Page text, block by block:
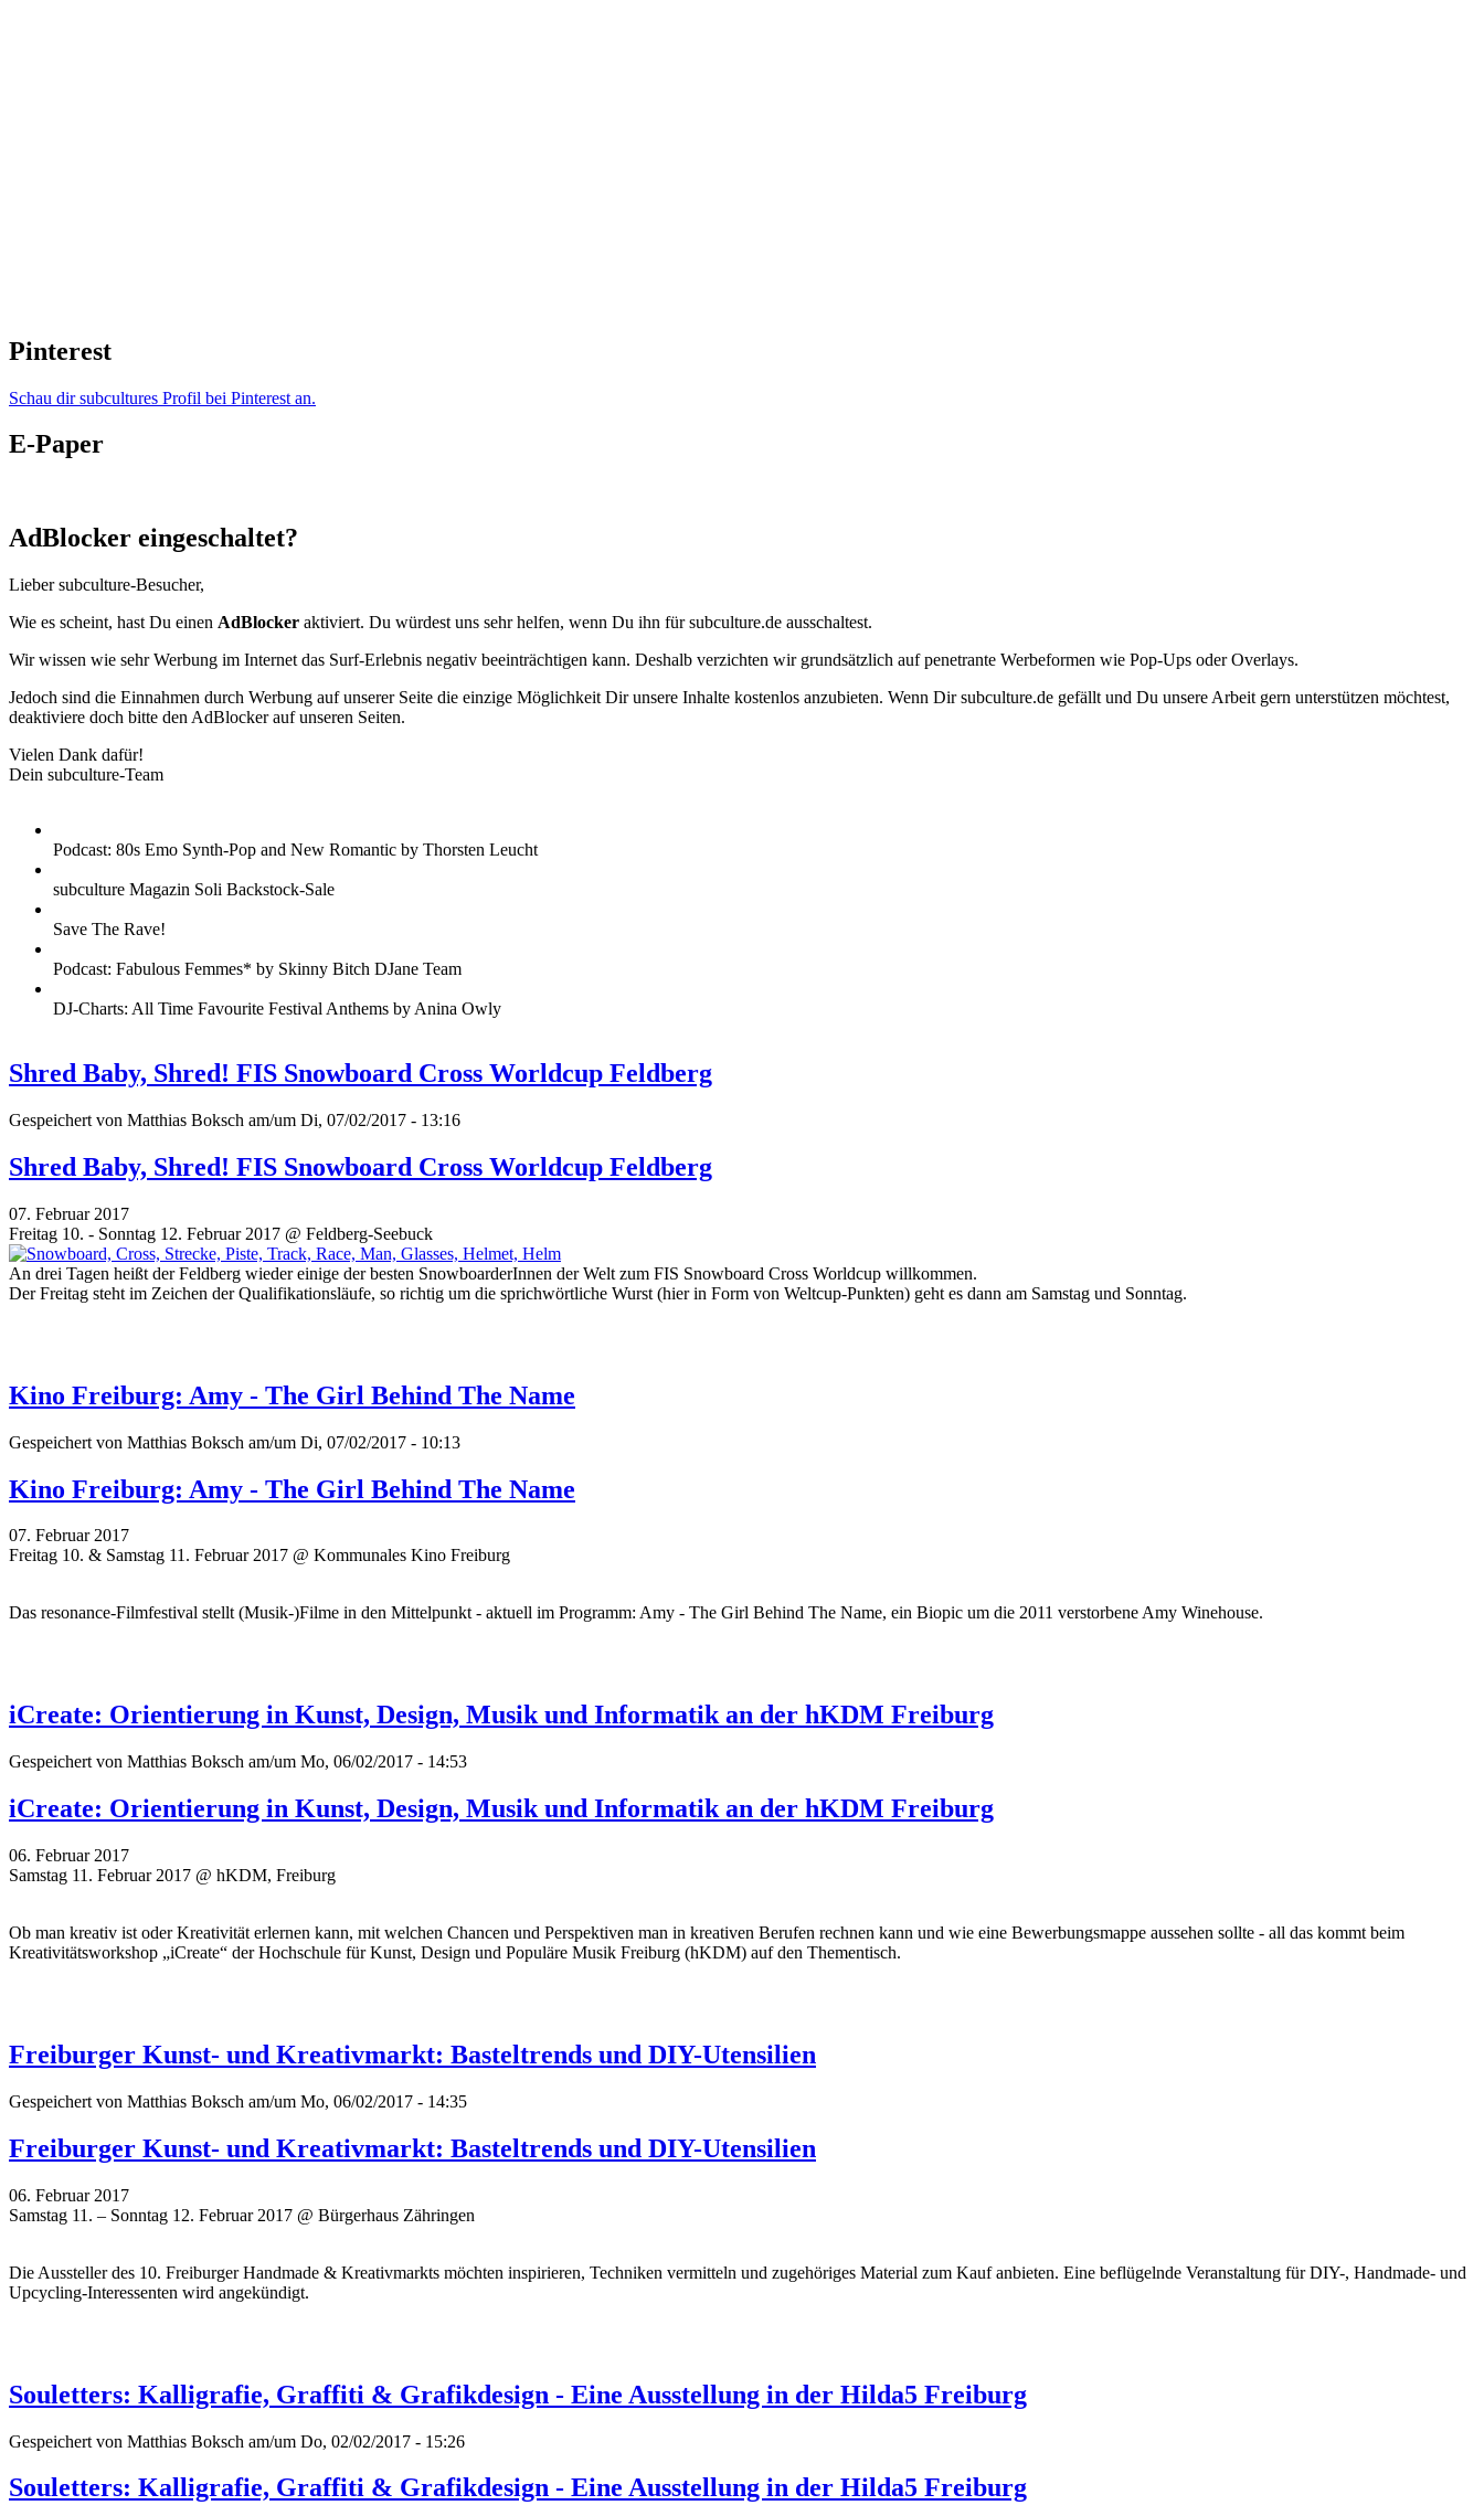
Pinterest
Schau dir subcultures Profil bei Pinterest an.
E-Paper
AdBlocker eingeschaltet?
Lieber subculture-Besucher,
Wie es scheint, hast Du einen AdBlocker aktiviert. Du würdest uns sehr helfen, wenn Du ihn für subculture.de ausschaltest.
Wir wissen wie sehr Werbung im Internet das Surf-Erlebnis negativ beeinträchtigen kann. Deshalb verzichten wir grundsätzlich auf penetrante Werbeformen wie Pop-Ups oder Overlays.
Jedoch sind die Einnahmen durch Werbung auf unserer Seite die einzige Möglichkeit Dir unsere Inhalte kostenlos anzubieten. Wenn Dir subculture.de gefällt und Du unsere Arbeit gern unterstützen möchtest,
deaktiviere doch bitte den AdBlocker auf unseren Seiten.
Vielen Dank dafür!
Dein subculture-Team
Podcast: 80s Emo Synth-Pop and New Romantic by Thorsten Leucht
subculture Magazin Soli Backstock-Sale
Save The Rave!
Podcast: Fabulous Femmes* by Skinny Bitch DJane Team
DJ-Charts: All Time Favourite Festival Anthems by Anina Owly
Shred Baby, Shred! FIS Snowboard Cross Worldcup Feldberg
Gespeichert von Matthias Boksch am/um Di, 07/02/2017 - 13:16
Shred Baby, Shred! FIS Snowboard Cross Worldcup Feldberg
07. Februar 2017
Freitag 10. - Sonntag 12. Februar 2017 @ Feldberg-Seebuck
An drei Tagen heißt der Feldberg wieder einige der besten SnowboarderInnen der Welt zum FIS Snowboard Cross Worldcup willkommen.
Der Freitag steht im Zeichen der Qualifikationsläufe, so richtig um die sprichwörtliche Wurst (hier in Form von Weltcup-Punkten) geht es dann am Samstag und Sonntag.
Kino Freiburg: Amy - The Girl Behind The Name
Gespeichert von Matthias Boksch am/um Di, 07/02/2017 - 10:13
Kino Freiburg: Amy - The Girl Behind The Name
07. Februar 2017
Freitag 10. & Samstag 11. Februar 2017 @ Kommunales Kino Freiburg
Das resonance-Filmfestival stellt (Musik-)Filme in den Mittelpunkt - aktuell im Programm: Amy - The Girl Behind The Name, ein Biopic um die 2011 verstorbene Amy Winehouse.
iCreate: Orientierung in Kunst, Design, Musik und Informatik an der hKDM Freiburg
Gespeichert von Matthias Boksch am/um Mo, 06/02/2017 - 14:53
iCreate: Orientierung in Kunst, Design, Musik und Informatik an der hKDM Freiburg
06. Februar 2017
Samstag 11. Februar 2017 @ hKDM, Freiburg
Ob man kreativ ist oder Kreativität erlernen kann, mit welchen Chancen und Perspektiven man in kreativen Berufen rechnen kann und wie eine Bewerbungsmappe aussehen sollte - all das kommt beim
Kreativitätsworkshop „iCreate“ der Hochschule für Kunst, Design und Populäre Musik Freiburg (hKDM) auf den Thementisch.
Freiburger Kunst- und Kreativmarkt: Basteltrends und DIY-Utensilien
Gespeichert von Matthias Boksch am/um Mo, 06/02/2017 - 14:35
Freiburger Kunst- und Kreativmarkt: Basteltrends und DIY-Utensilien
06. Februar 2017
Samstag 11. – Sonntag 12. Februar 2017 @ Bürgerhaus Zähringen
Die Aussteller des 10. Freiburger Handmade & Kreativmarkts möchten inspirieren, Techniken vermitteln und zugehöriges Material zum Kauf anbieten. Eine beflügelnde Veranstaltung für DIY-, Handmade- und
Upcycling-Interessenten wird angekündigt.
Souletters: Kalligrafie, Graffiti & Grafikdesign - Eine Ausstellung in der Hilda5 Freiburg
Gespeichert von Matthias Boksch am/um Do, 02/02/2017 - 15:26
Souletters: Kalligrafie, Graffiti & Grafikdesign - Eine Ausstellung in der Hilda5 Freiburg